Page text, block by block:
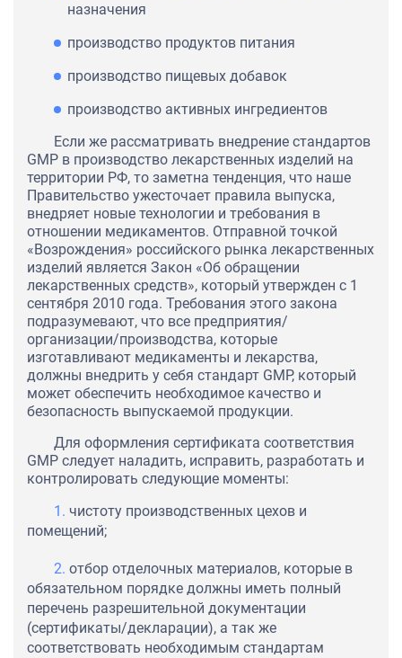
назначения
производство продуктов питания
производство пищевых добавок
производство активных ингредиентов
Если же рассматривать внедрение стандартов
GMP в производство лекарственных изделий на
территории РФ, то заметна тенденция, что наше
Правительство ужесточает правила выпуска,
внедряет новые технологии и требования в
отношении медикаментов. Отправной точкой
«Возрождения» российского рынка лекарственных
изделий является Закон «Об обращении
лекарственных средств», который утвержден с 1
сентября 2010 года. Требования этого закона
подразумевают, что все предприятия/
организации/производства, которые
изготавливают медикаменты и лекарства,
должны внедрить у себя стандарт GMP, который
может обеспечить необходимое качество и
безопасность выпускаемой продукции.
Для оформления сертификата соответствия
GMP следует наладить, исправить, разработать и
контролировать следующие моменты:
чистоту производственных цехов и
помещений;
отбор отделочных материалов, которые в
обязательном порядке должны иметь полный
перечень разрешительной документации
(сертификаты/декларации), а так же
соответствовать необходимым стандартам